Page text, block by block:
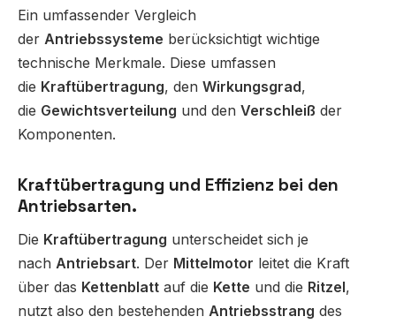
Ein umfassender Vergleich
der Antriebssysteme berücksichtigt wichtige
technische Merkmale. Diese umfassen
die Kraftübertragung, den Wirkungsgrad,
die Gewichtsverteilung und den Verschleiß der
Komponenten.
Kraftübertragung und Effizienz bei den
Antriebsarten.
Die Kraftübertragung unterscheidet sich je
nach Antriebsart. Der Mittelmotor leitet die Kraft
über das Kettenblatt auf die Kette und die Ritzel,
nutzt also den bestehenden Antriebsstrang des